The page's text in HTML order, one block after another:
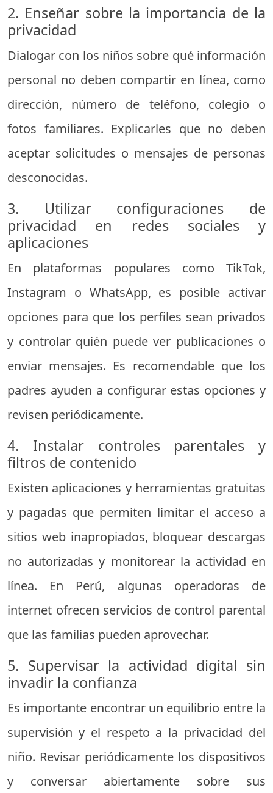
2. Enseñar sobre la importancia de la
privacidad
Dialogar con los niños sobre qué información
personal no deben compartir en línea, como
dirección, número de teléfono, colegio o
fotos familiares. Explicarles que no deben
aceptar solicitudes o mensajes de personas
desconocidas.
3. Utilizar configuraciones de
privacidad en redes sociales y
aplicaciones
En plataformas populares como TikTok,
Instagram o WhatsApp, es posible activar
opciones para que los perfiles sean privados
y controlar quién puede ver publicaciones o
enviar mensajes. Es recomendable que los
padres ayuden a configurar estas opciones y
revisen periódicamente.
4. Instalar controles parentales y
filtros de contenido
Existen aplicaciones y herramientas gratuitas
y pagadas que permiten limitar el acceso a
sitios web inapropiados, bloquear descargas
no autorizadas y monitorear la actividad en
línea. En Perú, algunas operadoras de
internet ofrecen servicios de control parental
que las familias pueden aprovechar.
5. Supervisar la actividad digital sin
invadir la confianza
Es importante encontrar un equilibrio entre la
supervisión y el respeto a la privacidad del
niño. Revisar periódicamente los dispositivos
y conversar abiertamente sobre sus